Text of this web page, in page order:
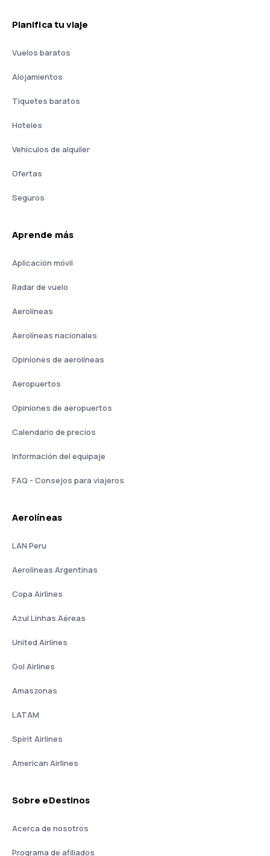
Planifica tu viaje
Vuelos baratos
Alojamientos
Tiquetes baratos
Hoteles
Vehículos de alquiler
Ofertas
Seguros
Aprende más
Aplicación móvil
Radar de vuelo
Aerolíneas
Aerolíneas nacionales
Opiniones de aerolíneas
Aeropuertos
Opiniones de aeropuertos
Calendario de precios
Información del equipaje
FAQ - Consejos para viajeros
Aerolíneas
LAN Peru
Aerolineas Argentinas
Copa Airlines
Azul Linhas Aéreas
United Airlines
Gol Airlines
Amaszonas
LATAM
Spirit Airlines
American Airlines
Sobre eDestinos
Acerca de nosotros
Programa de afiliados